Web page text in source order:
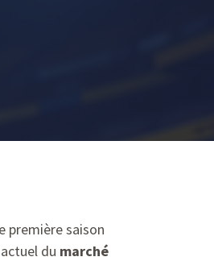
première saison
du marché